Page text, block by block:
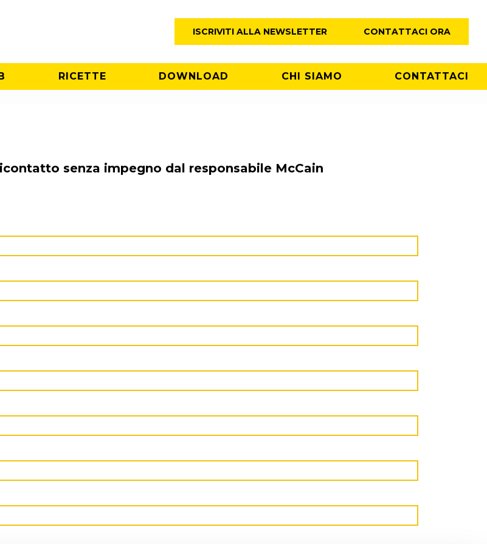
ISCRIVITI ALLA NEWSLETTER CONTATTACI ORA
RICETTE DOWNLOAD CHI SIAMO CONTATTACI
senza impegno dal responsabile McCain